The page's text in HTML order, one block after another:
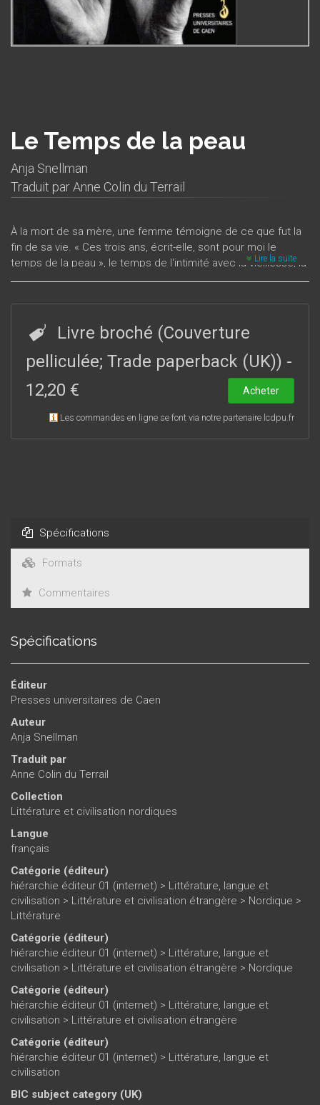
Le Temps de la peau
Anja Snellman
Traduit parAnne Colin du Terrail
À la mort de sa mère, une femme témoigne de ce que fut la
fin de sa vie. « Ces trois ans, écrit-elle, sont pour moi le
temps de la peau », le temps de l'intimité avec la vieillesse, la
maladie, l’accompagnement des mourants, dans l’univers
la révélation va bouleverser sa fille et remettre en cause tout
ce qu’elle croyait savoir d’elle-même et de sa famille. Qui
était donc cette femme, cette beauté brune des photos
jaunies des années trente ? En tentant de percer le mystère,
sa fille réécrit sa propre vie et met à jour, non sans humour,
les racines de sa féminité. En comprenant peu à peu sa
mère, en reconnaissant en elle-même la parenté étroite de la
joie et de la honte, en admettant aussi la sensualité de la
Lire la suite
Livre broché (Couverture
pelliculée; Trade paperback (UK)) -
12,20 €
Acheter
Les commandes en ligne se font via notre partenaire lcdpu.fr
Spécifications
Formats
Commentaires
Spécifications
Éditeur
Presses universitaires de Caen
Auteur
Anja Snellman
Traduit par
Anne Colin du Terrail
Collection
Littérature et civilisation nordiques
Langue
français
Catégorie (éditeur)
hiérarchie éditeur 01 (internet) > Littérature, langue et
civilisation > Littérature et civilisation étrangère > Nordique >
Littérature
Catégorie (éditeur)
hiérarchie éditeur 01 (internet) > Littérature, langue et
civilisation > Littérature et civilisation étrangère > Nordique
Catégorie (éditeur)
hiérarchie éditeur 01 (internet) > Littérature, langue et
civilisation > Littérature et civilisation étrangère
Catégorie (éditeur)
hiérarchie éditeur 01 (internet) > Littérature, langue et
civilisation
BIC subject category (UK)